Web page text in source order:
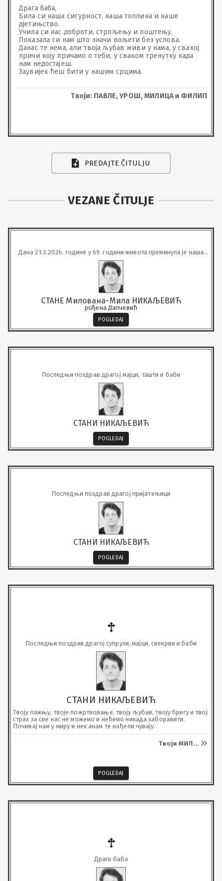
Драга баба,
Била си наша сигурност, наша топлина и наше
дјетињство.
Учила си нас доброти, стрпљењу и поштењу.
Показала си нам што значи вољети без услова.
Данас те нема, али твоја љубав живи у нама, у свакој
причи коју причамо о теби, у сваком тренутку када
нам недостајеш.
Заувијек ћеш бити у нашим срцима.
Твоји: ПАВЛЕ, УРОШ, МИЛИЦА и ФИЛИП
PREDAJTE ČITULJU
VEZANE ČITULJE
Дана 21.3.2026. године у 69. години живота преминула је наша
вољена
СТАНЕ Милована-Мила НИКАЉЕВИЋ
рођена Дапчевић
POGLEDAJ
Последњи поздрав драгој мајци, ташти и баби
СТАНИ НИКАЉЕВИЋ
POGLEDAJ
Последњи поздрав драгој пријатељици
СТАНИ НИКАЉЕВИЋ
POGLEDAJ
Последњи поздрав драгој супрузи, мајци, свекрви и баби
СТАНИ НИКАЉЕВИЋ
Твоју пажњу, твоје пожртвовање, твоју љубав, твоју бригу и твој
страх за све нас не можемо и нећемо никада заборавити.
Почивај нам у миру и нек анам те нађели чувају.
Твоји МИЛ ...
POGLEDAJ
Драга баба